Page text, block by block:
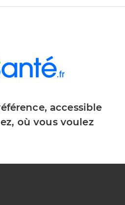
accessible
où vous voulez